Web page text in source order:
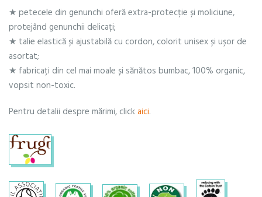
★ petecele din genunchi oferă extra-protecție și moliciune,
protejând genunchii delicați;
★ talie elastică și ajustabilă cu cordon, colorit unisex și ușor de
asortat;
★ fabricați din cel mai moale și sănătos bumbac, 100% organic,
vopsit non-toxic.
Pentru detalii despre mărimi, clickaici.